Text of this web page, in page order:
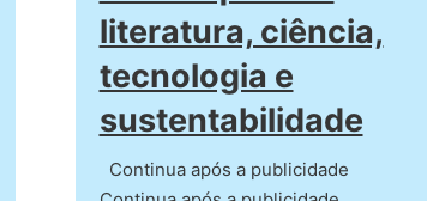
literatura, ciência,
tecnologia e
sustentabilidade
Continua após a publicidade